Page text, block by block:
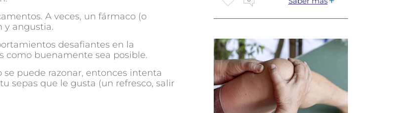
A veces, un fármaco (o
y angustia.
desafiantes en la
como buenamente sea posible.
puede razonar, entonces intenta
sepas que le gusta (un refresco, salir